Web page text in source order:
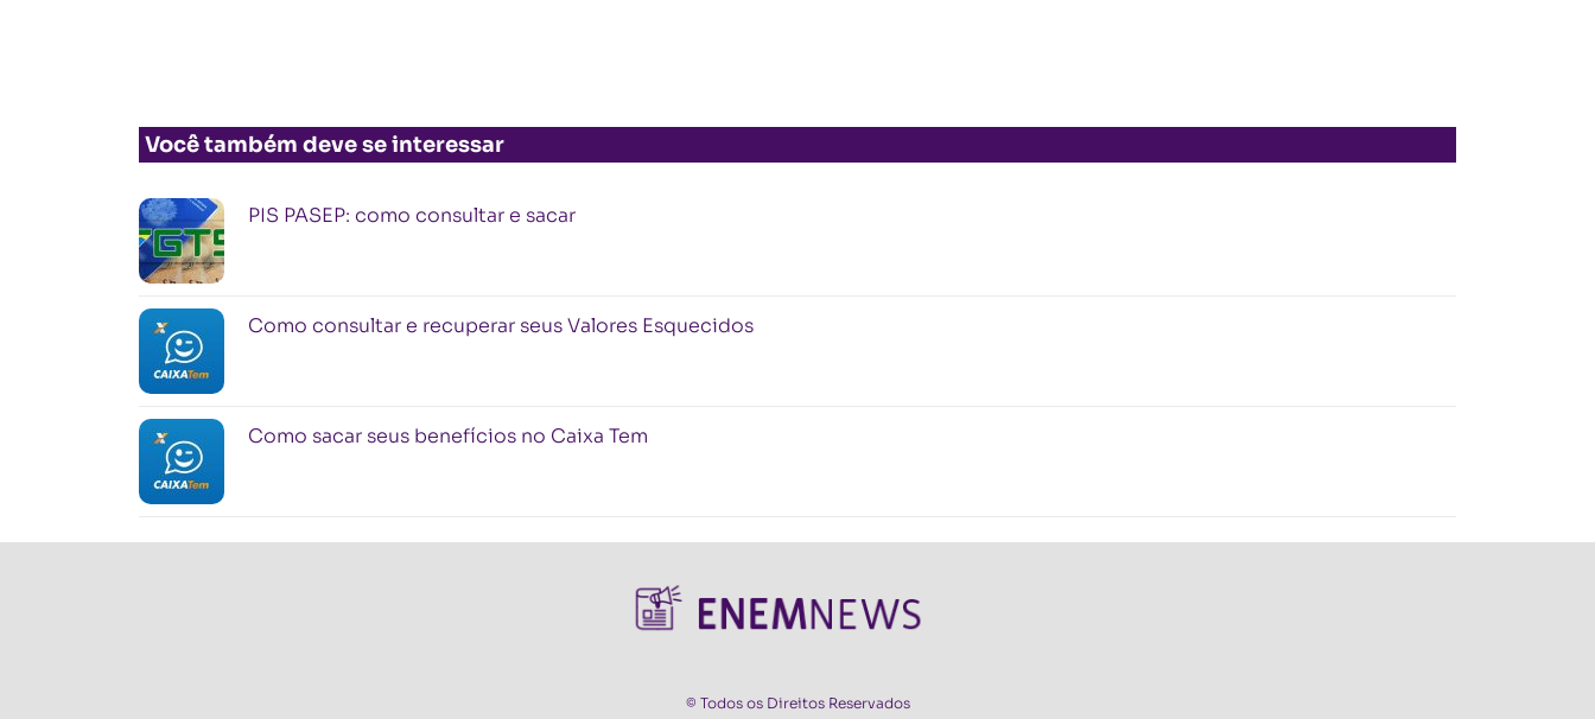
Você também deve se interessar
PIS PASEP: como consultar e sacar
Como consultar e recuperar seus Valores Esquecidos
Como sacar seus benefícios no Caixa Tem
© Todos os Direitos Reservados